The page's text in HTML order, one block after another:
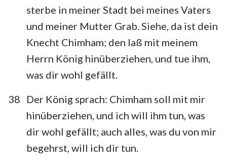
sterbe in meiner Stadt bei meines Vaters
und meiner Mutter Grab. Siehe, da ist dein
Knecht Chimham; den laß mit meinem
Herrn König hinüberziehen, und tue ihm,
was dir wohl gefällt.
38
Der König sprach: Chimham soll mit mir
hinüberziehen, und ich will ihm tun, was
dir wohl gefällt; auch alles, was du von mir
begehrst, will ich dir tun.